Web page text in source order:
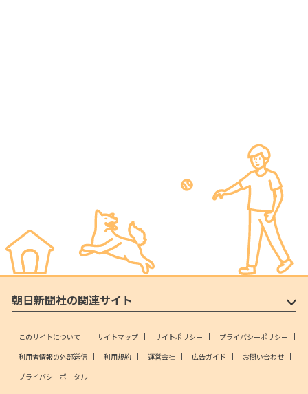
朝日新聞社の関連サイト
このサイトについて サイトマップ サイトポリシー
プライバシーポリシー
利用者情報の外部送信
利用規約 運営会社 広告ガイド
お問い合わせ
プライバシーポータル